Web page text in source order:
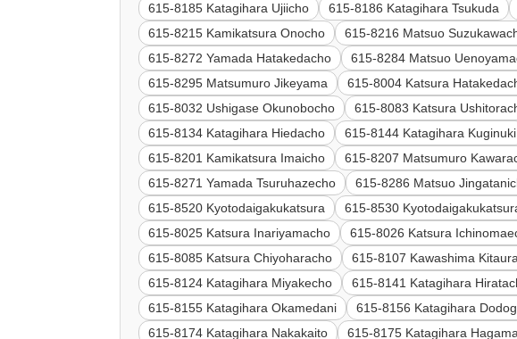
615-8185 Katagihara Ujiicho
615-8186 Katagihara Tsukuda
615-8215 Kamikatsura Onocho
615-8216 Matsuo
615-8272 Yamada Hatakedacho
615-8284 Matsuo
615-8295 Matsumuro Jikeyama
615-8004 Katsura
615-8032 Ushigase Okunobocho
615-8083 Katsura
615-8134 Katagihara Hiedacho
615-8144 Katagihara Kuginuki
615-8201 Kamikatsura Imaicho
615-8207 Matsumuro
615-8271 Yamada Tsuruhazecho
615-8286 Matsuo
615-8520 Kyotodaigakukatsura
615-8530
615-8025 Katsura Inariyamacho
615-8026 Katsura
615-8085 Katsura Chiyoharacho
615-8107 Kawashima
615-8124 Katagihara Miyakecho
615-8141 Katagihara
615-8155 Katagihara Okamedani
615-8156 Katagihara
615-8174 Katagihara Nakakaito
615-8175 Katagihara